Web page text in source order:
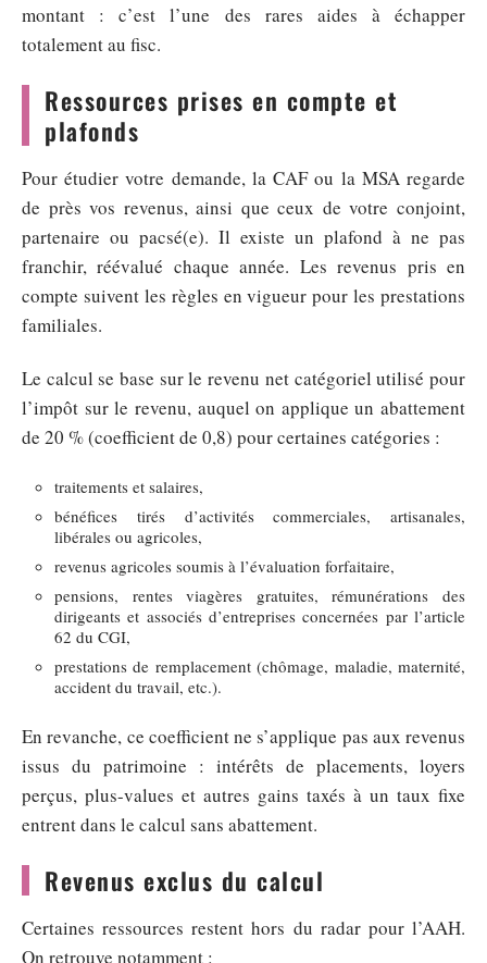
montant : c’est l’une des rares aides à échapper
totalement au fisc.
Ressources prises en compte et
plafonds
Pour étudier votre demande, la CAF ou la MSA regarde
de près vos revenus, ainsi que ceux de votre conjoint,
partenaire ou pacsé(e). Il existe un plafond à ne pas
franchir, réévalué chaque année. Les revenus pris en
compte suivent les règles en vigueur pour les prestations
familiales.
Le calcul se base sur le revenu net catégoriel utilisé pour
l’impôt sur le revenu, auquel on applique un abattement
de 20 % (coefficient de 0,8) pour certaines catégories :
traitements et salaires,
bénéfices tirés d’activités commerciales, artisanales,
libérales ou agricoles,
revenus agricoles soumis à l’évaluation forfaitaire,
pensions, rentes viagères gratuites, rémunérations des
dirigeants et associés d’entreprises concernées par l’article
62 du CGI,
prestations de remplacement (chômage, maladie, maternité,
accident du travail, etc.).
En revanche, ce coefficient ne s’applique pas aux revenus
issus du patrimoine : intérêts de placements, loyers
perçus, plus-values et autres gains taxés à un taux fixe
entrent dans le calcul sans abattement.
Revenus exclus du calcul
Certaines ressources restent hors du radar pour l’AAH.
On retrouve notamment :